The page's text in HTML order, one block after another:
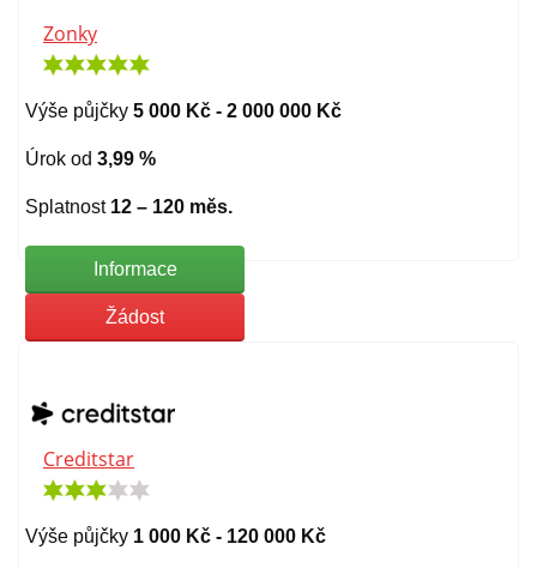
Zonky
Výše půjčky 5 000 Kč - 2 000 000 Kč
Úrok od 3,99 %
Splatnost 12 – 120 měs.
Informace
Žádost
Creditstar
Výše půjčky 1 000 Kč - 120 000 Kč